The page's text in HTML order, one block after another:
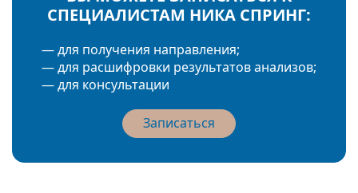
СПЕЦИАЛИСТАМ НИКА СПРИНГ:
— для получения направления;
— для расшифровки результатов анализов;
— для консультации
Записаться